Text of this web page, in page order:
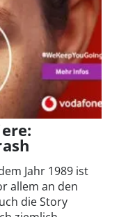
Jahr 1989 ist
allem an den
die Story